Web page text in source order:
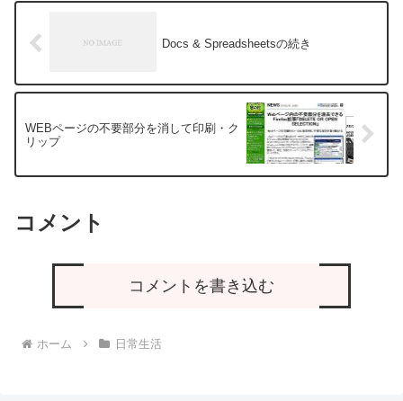
Docs & Spreadsheetsの続き
WEBページの不要部分を消して印刷・ク
リップ
コメント
コメントを書き込む
ホーム 日常生活